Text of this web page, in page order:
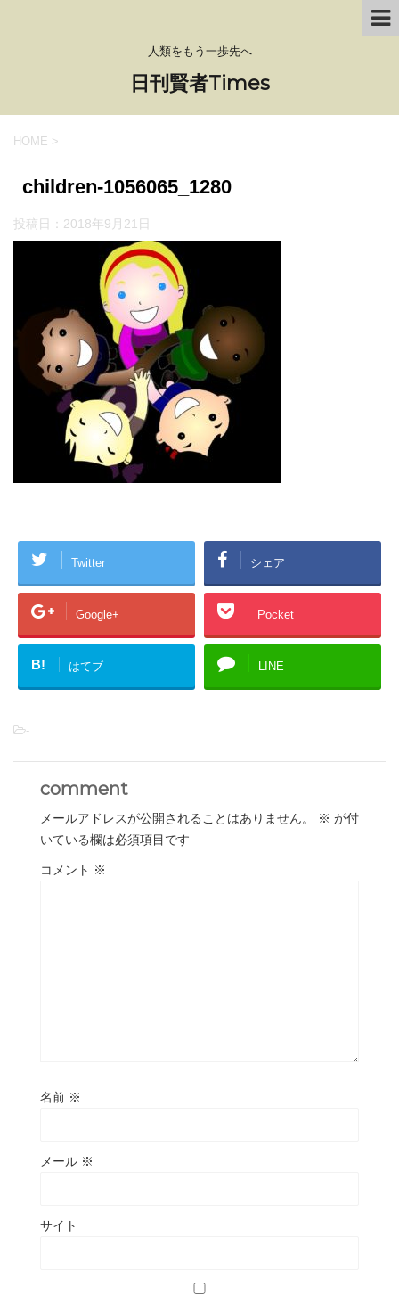
人類をもう一歩先へ
日刊賢者Times
HOME >
children-1056065_1280
投稿日： 2018年9月21日
Twitter シェア
Google+ Pocket
B! はてブ LINE
-
comment
メールアドレスが公開されることはありません。 ※ が付
いている欄は必須項目です
コメント ※
名前 ※
メール ※
サイト